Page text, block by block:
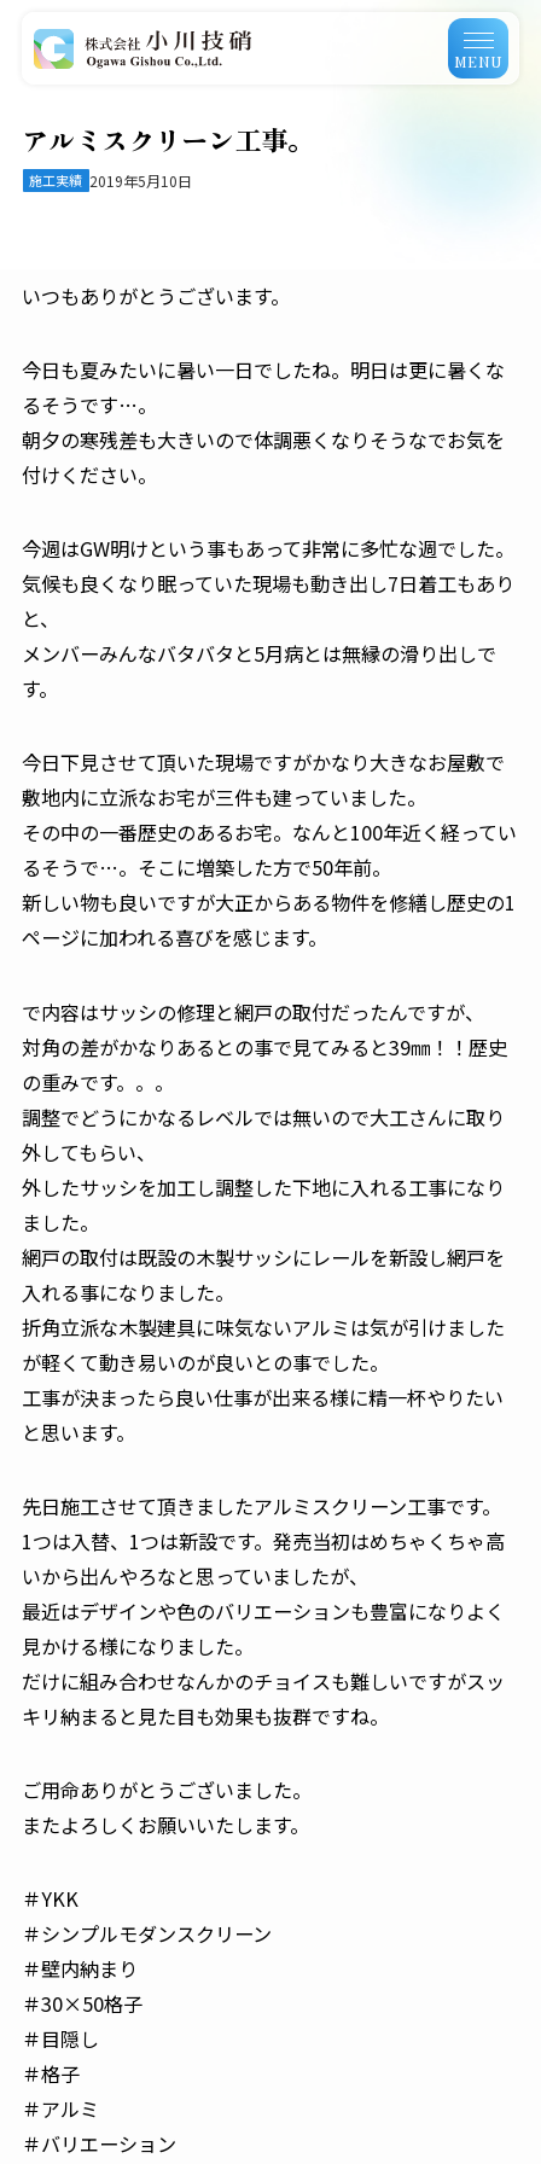
MENU
アルミスクリーン工事。
施工実績 2019年5月10日
いつもありがとうございます。
今日も夏みたいに暑い一日でしたね。明日は更に暑くな
るそうです…。
朝夕の寒残差も大きいので体調悪くなりそうなでお気を
付けください。
今週はGW明けという事もあって非常に多忙な週でした。
気候も良くなり眠っていた現場も動き出し7日着工もあり
と、
メンバーみんなバタバタと5月病とは無縁の滑り出しで
す。
今日下見させて頂いた現場ですがかなり大きなお屋敷で
敷地内に立派なお宅が三件も建っていました。
その中の一番歴史のあるお宅。なんと100年近く経ってい
るそうで…。そこに増築した方で50年前。
新しい物も良いですが大正からある物件を修繕し歴史の1
ページに加われる喜びを感じます。
で内容はサッシの修理と網戸の取付だったんですが、
対角の差がかなりあるとの事で見てみると39㎜！！歴史
の重みです。。。
調整でどうにかなるレベルでは無いので大工さんに取り
外してもらい、
外したサッシを加工し調整した下地に入れる工事になり
ました。
網戸の取付は既設の木製サッシにレールを新設し網戸を
入れる事になりました。
折角立派な木製建具に味気ないアルミは気が引けました
が軽くて動き易いのが良いとの事でした。
工事が決まったら良い仕事が出来る様に精一杯やりたい
と思います。
先日施工させて頂きましたアルミスクリーン工事です。
1つは入替、1つは新設です。発売当初はめちゃくちゃ高
いから出んやろなと思っていましたが、
最近はデザインや色のバリエーションも豊富になりよく
見かける様になりました。
だけに組み合わせなんかのチョイスも難しいですがスッ
キリ納まると見た目も効果も抜群ですね。
ご用命ありがとうございました。
またよろしくお願いいたします。
＃YKK
＃シンプルモダンスクリーン
＃壁内納まり
＃30×50格子
＃目隠し
＃格子
＃アルミ
＃バリエーション